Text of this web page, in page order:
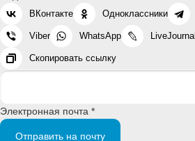
ВКонтакте Одноклассники
Viber WhatsApp LiveJournal
Скопировать ссылку
Электронная почта *
Отправить на почту